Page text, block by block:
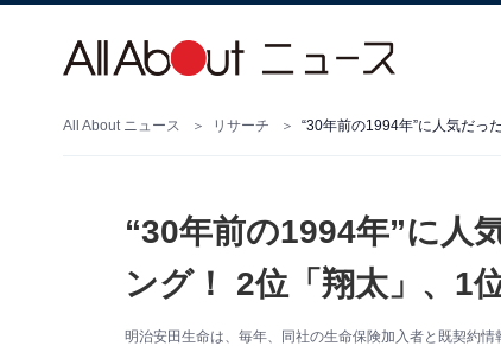
All About ニュース リサーチ “30年前の1994年”に人気だっ
“30年前の1994年”に人
ング！ 2位「翔太」、1
明治安田生命は、毎年、同社の生命保険加入者と既契約